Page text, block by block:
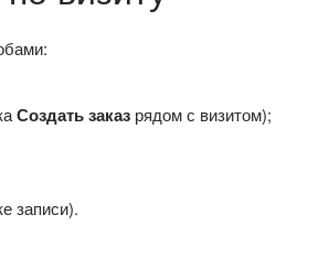
Создать заказ рядом с визитом);
записи).